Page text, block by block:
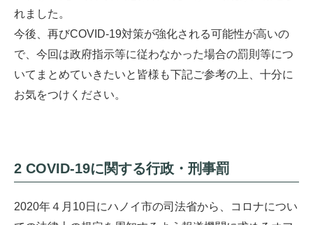
れました。
今後、再びCOVID-19対策が強化される可能性が高いの
で、今回は政府指示等に従わなかった場合の罰則等につ
いてまとめていきたいと皆様も下記ご参考の上、十分に
お気をつけください。
2 COVID-19に関する行政・刑事罰
2020年４月10日にハノイ市の司法省から、コロナについ